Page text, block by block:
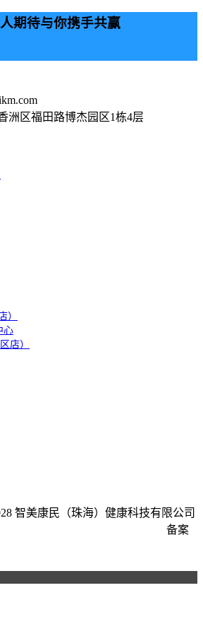
期待与你携手共赢
洲区福田路博杰园区1栋4层
）
心
店）
智美康民（珠海）健康科技有限公司
备案